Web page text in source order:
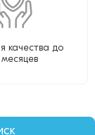
качества до